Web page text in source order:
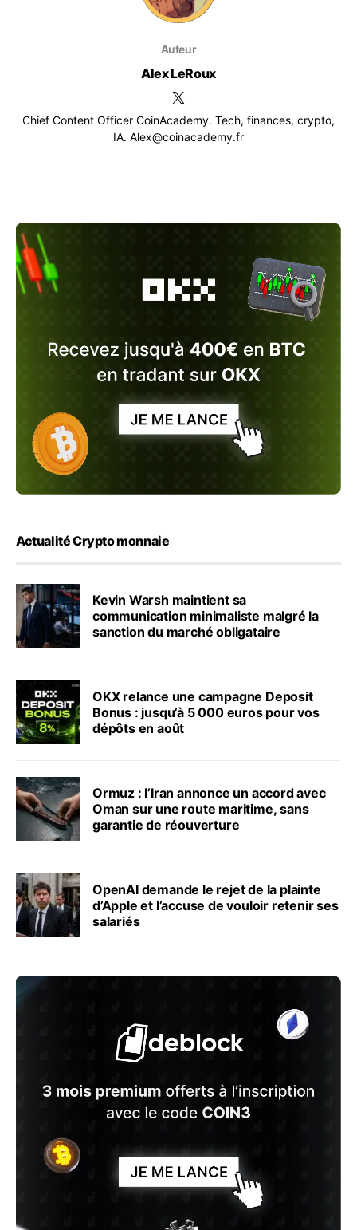
Auteur
Alex LeRoux
Chief Content Officer CoinAcademy. Tech, finances, crypto,
IA. Alex@coinacademy.fr
Actualité Crypto monnaie
Kevin Warsh maintient sa
communication minimaliste malgré la
sanction du marché obligataire
OKX relance une campagne Deposit
Bonus : jusqu’à 5 000 euros pour vos
dépôts en août
Ormuz : l’Iran annonce un accord avec
Oman sur une route maritime, sans
garantie de réouverture
OpenAI demande le rejet de la plainte
d’Apple et l’accuse de vouloir retenir ses
salariés